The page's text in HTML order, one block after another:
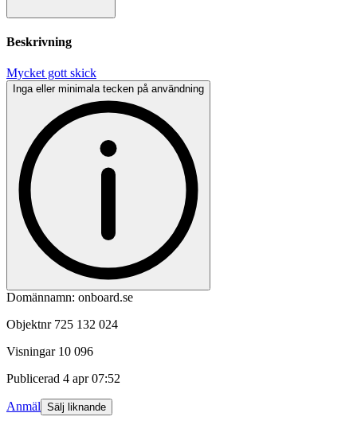
Beskrivning
Mycket gott skick
Inga eller minimala tecken på användning
Domännamn: onboard.se
Objektnr 725 132 024
Visningar 10 096
Publicerad 4 apr 07:52
Anmäl Sälj liknande